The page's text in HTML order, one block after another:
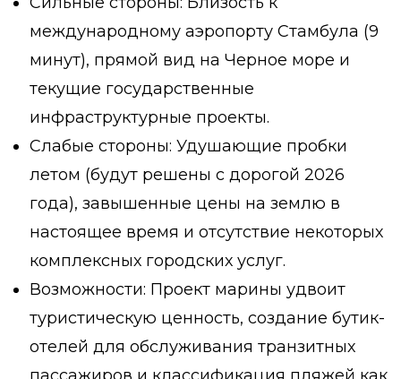
международному аэропорту Стамбула (9
минут), прямой вид на Черное море и
текущие государственные
инфраструктурные проекты.
Слабые стороны: Удушающие пробки
летом (будут решены с дорогой 2026
года), завышенные цены на землю в
настоящее время и отсутствие некоторых
комплексных городских услуг.
Возможности: Проект марины удвоит
туристическую ценность, создание бутик-
отелей для обслуживания транзитных